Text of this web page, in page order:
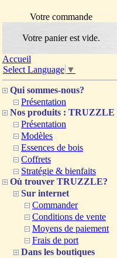
Votre commande
Votre panier est vide.
Accueil
Select Language ▼
Qui sommes-nous?
Présentation
Nos produits : TRUZZLE
Présentation
Modèles
Essences de bois
Coffrets
Stratégie & bienfaits
Où trouver TRUZZLE?
Sur internet
Commander
Conditions de vente
Moyens de paiement
Frais de port
Dans les boutiques